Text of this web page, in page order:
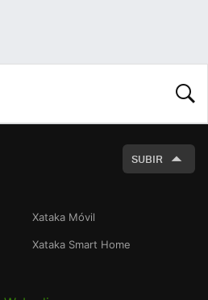
SUBIR
Xataka Móvil
Xataka Smart Home